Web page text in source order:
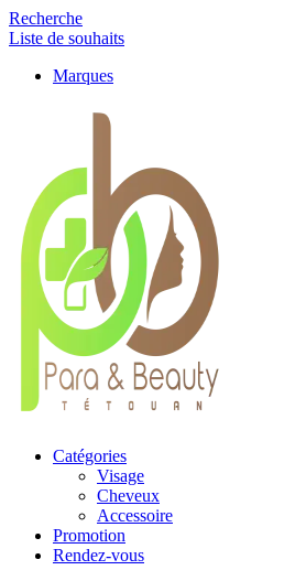
Recherche
Liste de souhaits
Marques
Catégories
Visage
Cheveux
Accessoire
Promotion
Rendez-vous